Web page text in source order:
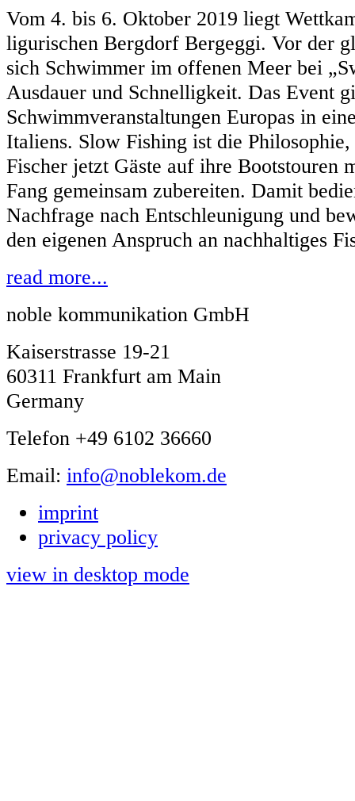
Vom 4. bis 6. Oktober 2019 liegt
ligurischen Bergdorf Bergeggi. Vor der
sich Schwimmer im offenen Meer bei
Ausdauer und Schnelligkeit. Das Event
Schwimmveranstaltungen Europas in
Italiens. Slow Fishing ist die
Fischer jetzt Gäste auf ihre Bootstouren
Fang gemeinsam zubereiten. Damit
Nachfrage nach Entschleunigung und
den eigenen Anspruch an nachhaltiges
read more...
noble kommunikation GmbH
Kaiserstrasse 19-21
60311 Frankfurt am Main
Germany
Telefon +49 6102 36660
Email: info@noblekom.de
imprint
privacy policy
view in desktop mode